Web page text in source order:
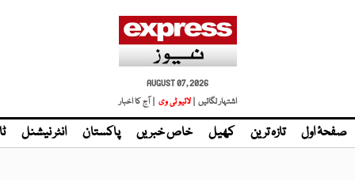
AUGUST 07, 2026
اشتہار لگائیں |
| آج کا اخبار
صفحۂ اول تازہ ترین کھیل خاص خبریں پاکستان انٹر نیشنل